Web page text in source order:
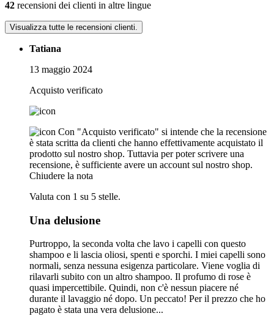
42 recensioni dei clienti in altre lingue
Visualizza tutte le recensioni clienti.
Tatiana
13 maggio 2024
Acquisto verificato
Con "Acquisto verificato" si intende che la recensione
è stata scritta da clienti che hanno effettivamente acquistato il
prodotto sul nostro shop. Tuttavia per poter scrivere una
recensione, è sufficiente avere un account sul nostro shop.
Chiudere la nota
Valuta con 1 su 5 stelle.
Una delusione
Purtroppo, la seconda volta che lavo i capelli con questo
shampoo e li lascia oliosi, spenti e sporchi. I miei capelli sono
normali, senza nessuna esigenza particolare. Viene voglia di
rilavarli subito con un altro shampoo. Il profumo di rose è
quasi impercettibile. Quindi, non c'è nessun piacere né
durante il lavaggio né dopo. Un peccato! Per il prezzo che ho
pagato è stata una vera delusione...